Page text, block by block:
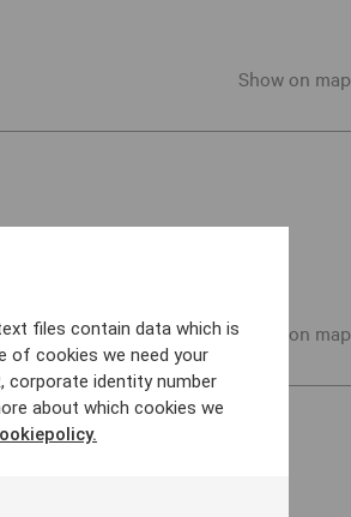
Show on map
Show on map
files contain data which is
of cookies we need your
corporate identity number
about which cookies we